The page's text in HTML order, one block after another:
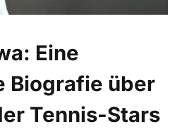
Eine
Biografie über
Tennis-Stars